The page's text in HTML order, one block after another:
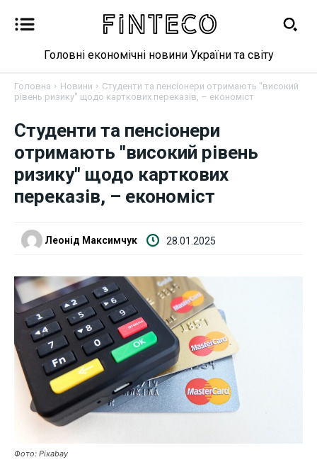
Новини
Бізнес
Фінанси
Валютний ринок
Робота і освіта
Публікації
ФОП
Курс валют
Головні економічні новини України та світу
Головна Новини
Студенти та пенсіонери отримають "високий
рівень ризику" щодо карткових переказів, – економіст
Студенти та пенсіонери
отримають "високий рівень
ризику" щодо карткових
переказів, – економіст
Леонід Максимчук 28.01.2025
Фото: Pixabay